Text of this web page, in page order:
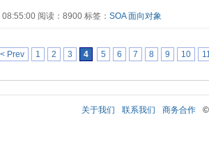
阅读：8900 标签： SOA 面向对象
< Prev 1 2 3 4 5 6 7 8 9 10
关于我们 联系我们 商务合作